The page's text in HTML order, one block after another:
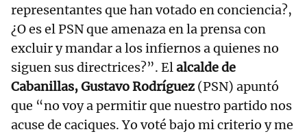
representantes que han votado en conciencia?,
¿O es el PSN que amenaza en la prensa con
excluir y mandar a los infiernos a quienes no
siguen sus directrices?”. Elalcalde de
Cabanillas, Gustavo Rodríguez (PSN) apuntó
que “no voy a permitir que nuestro partido nos
acuse de caciques. Yo voté bajo mi criterio y me